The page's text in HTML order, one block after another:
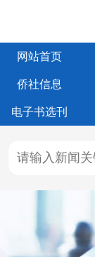
网站首页
侨社信息
电子书选刊